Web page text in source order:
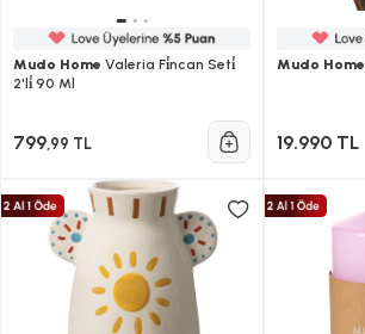
Mudo Home Valeria Fi̇ncan Seti̇
2'li̇ 90 Ml
799,99 TL
Mudo Home
19.990 TL